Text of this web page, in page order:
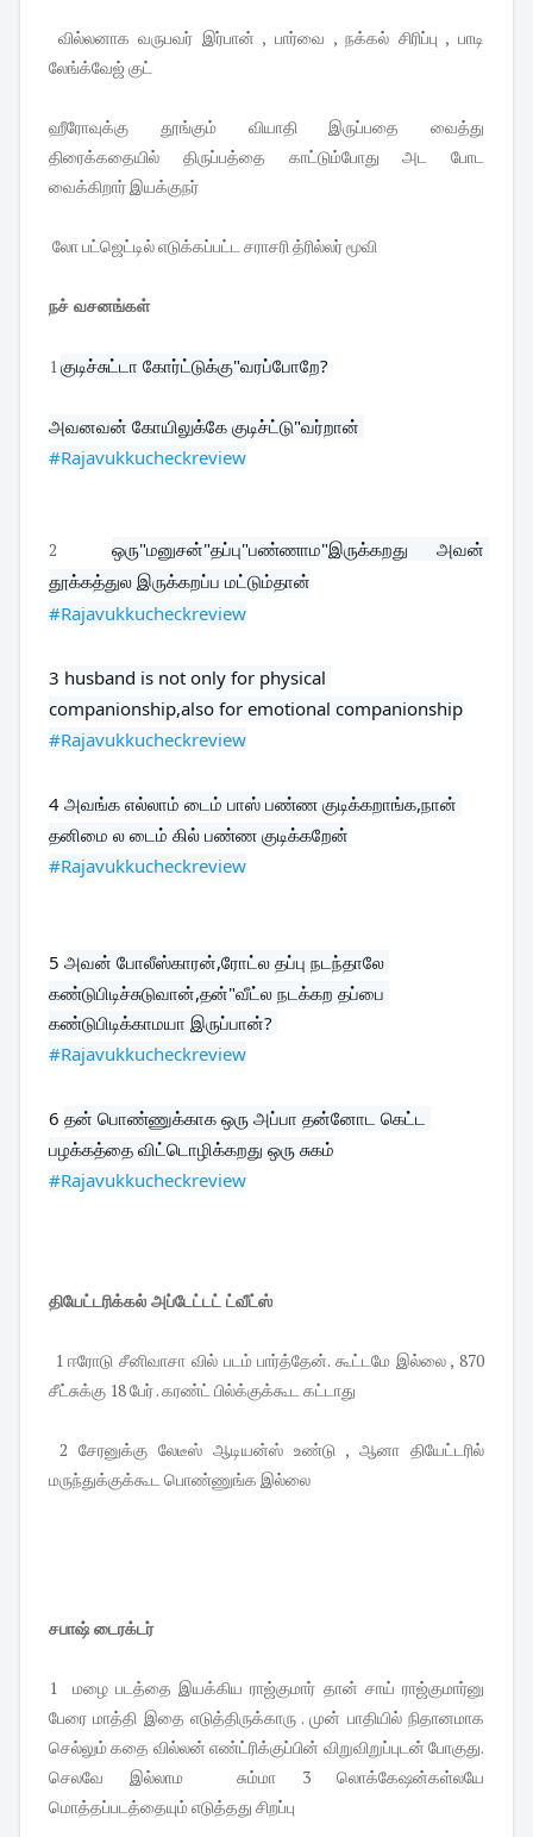
வில்லனாக வருபவர் இர்பான் , பார்வை , நக்கல் சிரிப்பு , பாடி
லேங்க்வேஜ் குட்
ஹீரோவுக்கு தூங்கும் வியாதி இருப்பதை வைத்து
திரைக்கதையில் திருப்பத்தை காட்டும்போது அட போட
வைக்கிறார் இயக்குநர்
லோ பட்ஜெட்டில் எடுக்கப்பட்ட சராசரி த்ரில்லர் மூவி
நச் வசனங்கள்
1குடிச்சுட்டா கோர்ட்டுக்கு"வரப்போறே?
#Rajavukkucheckreview
2 ஒரு"மனுசன்"தப்பு"பண்ணாம"இருக்கறது அவன்
தூக்கத்துல இருக்கறப்ப மட்டும்தான்
#Rajavukkucheckreview
3 husband is not only for physical
#Rajavukkucheckreview
4 அவங்க எல்லாம் டைம் பாஸ் பண்ண குடிக்கறாங்க,நான்
#Rajavukkucheckreview
5 அவன் போலீஸ்காரன்,ரோட்ல தப்பு நடந்தாலே
கண்டுபிடிச்சுடுவான்,தன்"வீட்ல நடக்கற தப்பை
#Rajavukkucheckreview
6 தன் பொண்ணுக்காக ஒரு அப்பா தன்னோட கெட்ட
#Rajavukkucheckreview
தியேட்டரிக்கல் அப்டேட்டட் ட்வீட்ஸ்
1 ஈரோடு சீனிவாசா வில் படம் பார்த்தேன். கூட்டமே இல்லை , 870
சீட்சுக்கு 18 பேர் . கரண்ட் பில்க்குக்கூட கட்டாது
2 சேரனுக்கு லேடீஸ் ஆடியன்ஸ் உண்டு , ஆனா தியேட்டரில்
மருந்துக்குக்கூட பொண்ணுங்க இல்லை
சபாஷ் டைரக்டர்
1 மழை படத்தை இயக்கிய ராஜ்குமார் தான் சாய் ராஜ்குமார்னு
பேரை மாத்தி இதை எடுத்திருக்காரு . முன் பாதியில் நிதானமாக
செல்லும் கதை வில்லன் எண்ட்ரிக்குப்பின் விறுவிறுப்புடன் போகுது.
செலவே இல்லாம சும்மா 3 லொக்கேஷன்கள்லயே
மொத்தப்படத்தையும் எடுத்தது சிறப்பு